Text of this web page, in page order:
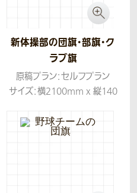
新体操部の団旗・部旗・ク
ラブ旗
原稿プラン：セルフプラン
サイズ：横2100mm x 縦140
生地：ツイル